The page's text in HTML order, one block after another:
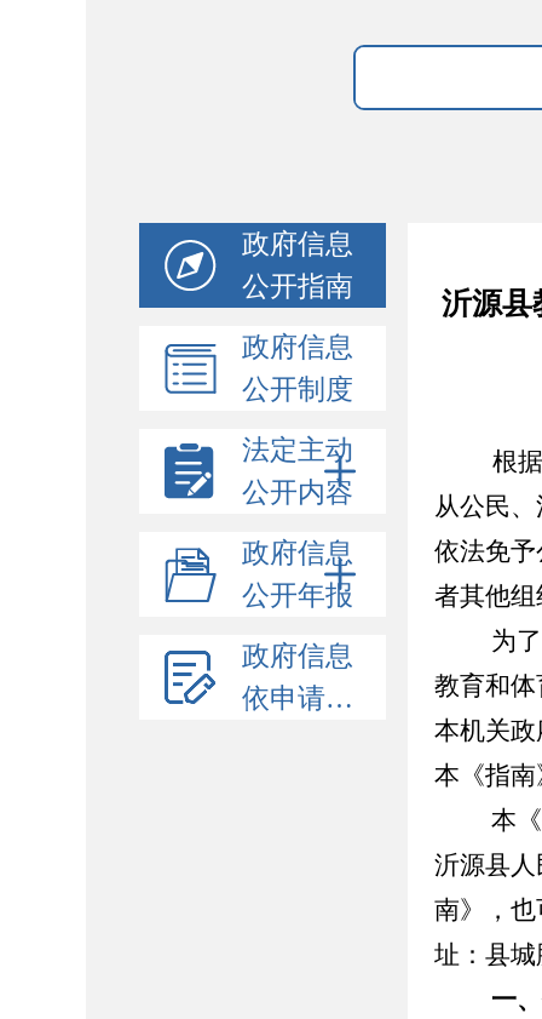
政府信息
公开指南
政府信息
公开制度
法定主动
公开内容
政府信息
公开年报
政府信息
依申请公开
沂源县
根
从公民
依法免
者其他
为了更
教育和
本机关
本《指
本《指
沂源县人
南》，
址：县
一